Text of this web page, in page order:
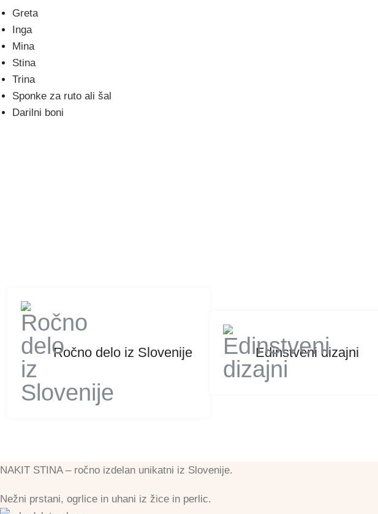
Greta
Inga
Mina
Stina
Trina
Sponke za ruto ali šal
Darilni boni
Ročno delo iz Slovenije Edinstveni dizajni
NAKIT STINA – ročno izdelan unikatni iz Slovenije.
Nežni prstani, ogrlice in uhani iz žice in perlic.